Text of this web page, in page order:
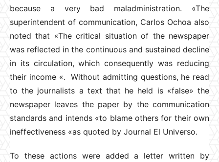
because a very bad maladministration. «The
superintendent of communication, Carlos Ochoa also
noted that «The critical situation of the newspaper
was reflected in the continuous and sustained decline
in its circulation, which consequently was reducing
their income «. Without admitting questions, he read
to the journalists a text that he held is «false» the
newspaper leaves the paper by the communication
standards and intends «to blame others for their own
ineffectiveness «as quoted by Journal El Universo.
To these actions were added a letter written by